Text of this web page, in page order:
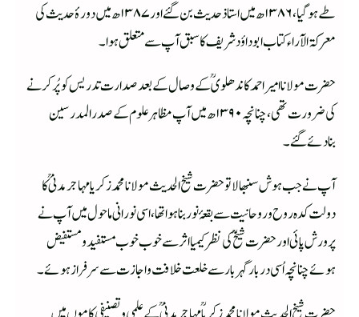
طے ہوگیا، ۱۳۸۶ھ میں استاذحدیث بن گئے اور ۱۳۸۷ھ میں دورۂ حدیث کی
معرکۃ الآراء کتاب ابوداؤد شریف کا سبق آپ سے متعلق ہوا۔
حضرت مولانا امیراحمد کاندھلویؒ کے وصال کے بعدصدارت تدریس کوپُر کرنے
کی ضرورت تھی ، چنانچہ ۱۳۹۰ھ میں آپ مظاہرعلوم کے صدرالمدرسین
بنادئے گئے۔
آپ نے جب ہوش سنبھالاتو حضرت شیخ الحدیث مولانا محمدزکریا مہاجرمدنیؒ کا
دولت کدہ روح وروحانیت سے بقعۂ نور بناہوا تھا، اسی نورانی ماحول میں آپ نے
پرورش پائی اورحضرت شیخؒ کی نظر کیمیا اثرسے خوب خوب مستفید و مستفیض
ہوئے چنانچہ اُسی دربار گہربار سے خلعت خلافت واجازت سے سرفرازہوئے۔